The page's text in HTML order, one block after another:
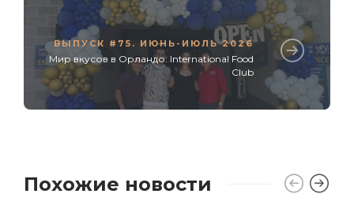
ВЫПУСК #75. ИЮНЬ-ИЮЛЬ 2026
Мир вкусов в Орландо: International Food
Club
Похожие новости